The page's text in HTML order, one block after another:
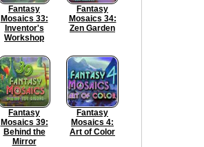
Fantasy
Mosaics 33:
Inventor's
Workshop
Fantasy
Mosaics 34:
Zen Garden
Fantasy
Mosaics 39:
Behind the
Mirror
Fantasy
Mosaics 4:
Art of Color